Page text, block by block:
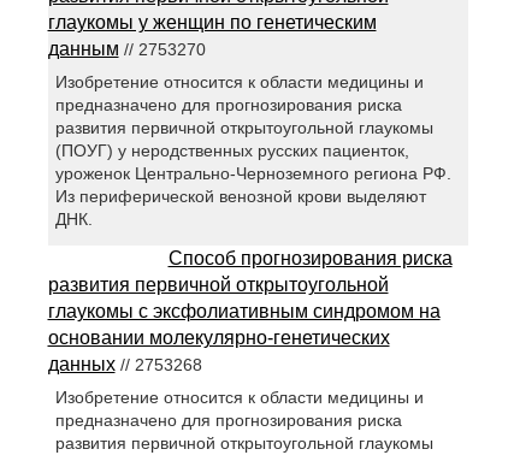
глаукомы у женщин по генетическим
данным // 2753270
Изобретение относится к области медицины и
предназначено для прогнозирования риска
развития первичной открытоугольной глаукомы
(ПОУГ) у неродственных русских пациенток,
уроженок Центрально-Черноземного региона РФ.
Из периферической венозной крови выделяют
ДНК.
Способ прогнозирования риска
развития первичной открытоугольной
глаукомы с эксфолиативным синдромом на
основании молекулярно-генетических
данных// 2753268
Изобретение относится к области медицины и
предназначено для прогнозирования риска
развития первичной открытоугольной глаукомы